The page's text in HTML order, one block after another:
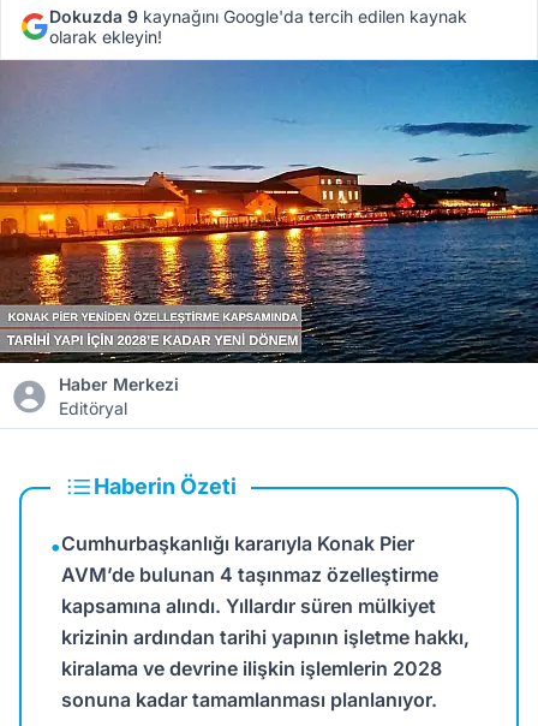
Dokuzda 9 kaynağını Google'da tercih edilen kaynak
olarak ekleyin!
Haber Merkezi
Editöryal
Haberin Özeti
•Cumhurbaşkanlığı kararıyla Konak Pier
AVM’de bulunan 4 taşınmaz özelleştirme
kapsamına alındı. Yıllardır süren mülkiyet
krizinin ardından tarihi yapının işletme hakkı,
kiralama ve devrine ilişkin işlemlerin 2028
sonuna kadar tamamlanması planlanıyor.